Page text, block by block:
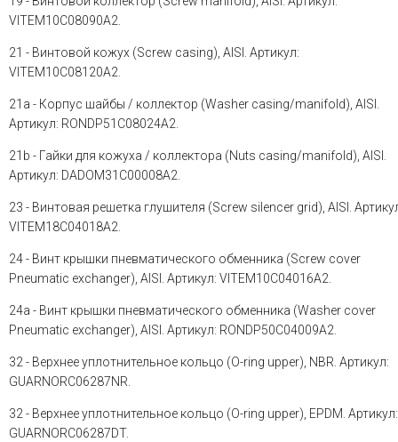
VITEM10C08090A2.
21 - Винтовой кожух (Screw casing), AISI. Артикул:
VITEM10C08120A2.
21a - Корпус шайбы / коллектор (Washer casing/manifold), AISI.
Артикул: RONDP51C08024A2.
21b - Гайки для кожуха / коллектора (Nuts casing/manifold), AISI.
Артикул: DADOM31C00008A2.
23 - Винтовая решетка глушителя (Screw silencer grid), AISI.
VITEM18C04018A2.
24 - Винт крышки пневматического обменника (Screw cover
Pneumatic exchanger), AISI. Артикул: VITEM10C04016A2.
24a - Винт крышки пневматического обменника (Washer cover
Pneumatic exchanger), AISI. Артикул: RONDP50C04009A2.
32 - Верхнее уплотнительное кольцо (O-ring upper), NBR. Артикул:
GUARNORC06287NR.
32 - Верхнее уплотнительное кольцо (O-ring upper), EPDM. Артикул:
GUARNORC06287DT.